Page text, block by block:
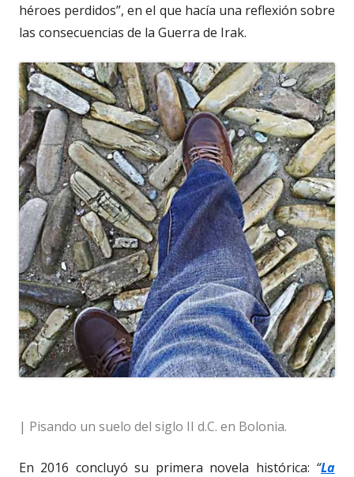
héroes perdidos”, en el que hacía una reflexión sobre
las consecuencias de la Guerra de Irak.
| Pisando un suelo del siglo II d.C. en Bolonia.
En 2016 concluyó su primera novela histórica: “La